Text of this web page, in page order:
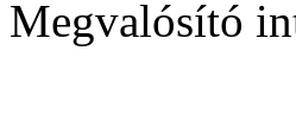
Megvalósító